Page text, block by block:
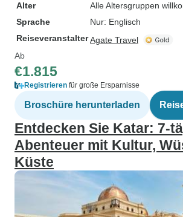
Alter
Alle Altersgruppen
Sprache
Nur: Englisch
ReiseveranstalterAgate Travel
Ab
€1.815
Registrieren für große Ersparnisse
Broschüre herunterladen
Entdecken Sie Katar: 7-
Abenteuer mit Kultur,
Küste